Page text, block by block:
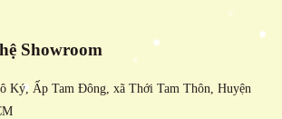
Showroom
Ký, Ấp Tam Đông, xã Thới Tam Thôn, Huyện